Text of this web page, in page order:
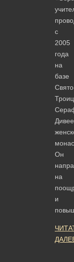
с
2005
года
на
базе
Он
на
и